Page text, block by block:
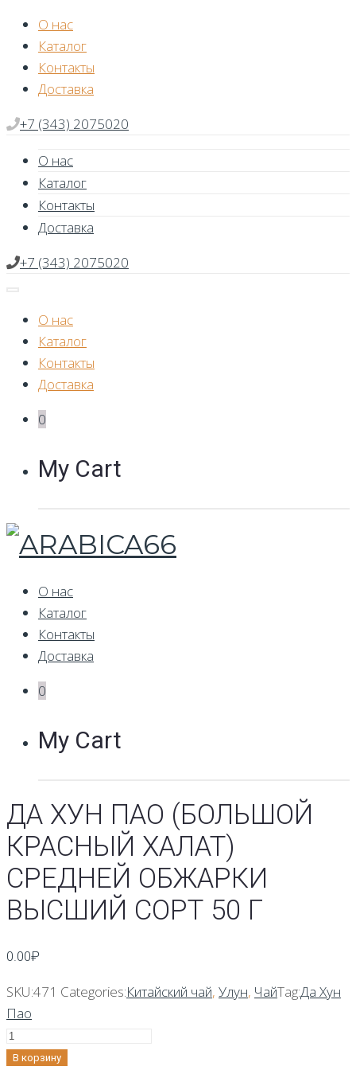
Skip
content
О нас
Каталог
Контакты
Доставка
+7 (343) 2075020
О нас
Каталог
Контакты
Доставка
+7 (343) 2075020
О нас
Каталог
Контакты
Доставка
0
My Cart
О нас
Каталог
Контакты
Доставка
0
My Cart
ДА ХУН ПАО (БОЛЬШОЙ
КРАСНЫЙ ХАЛАТ)
СРЕДНЕЙ ОБЖАРКИ
ВЫСШИЙ СОРТ 50 Г
0.00₽
SKU:471 Categories:Китайский чай, Улун, ЧайTag:Да Хун
Пао
Количество
ДаВ корзину